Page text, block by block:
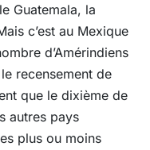
Guatemala, la
c’est au Mexique
d’Amérindiens
recensement de
que le dixième de
autres pays
plus ou moins